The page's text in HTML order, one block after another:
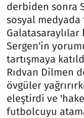
derbiden sonra
sosyal medyada
Sergen'in
tartışmaya
Rıdvan Dilmen
övgüler
eleştirdi ve
futbolcuyu
Lezzet Durağı
Memur ve
Otomobil
Oyun